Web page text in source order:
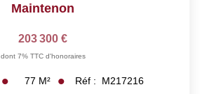
Maintenon
203 300 €
dont 7% TTC d'honoraires
77 M² Réf : M217216